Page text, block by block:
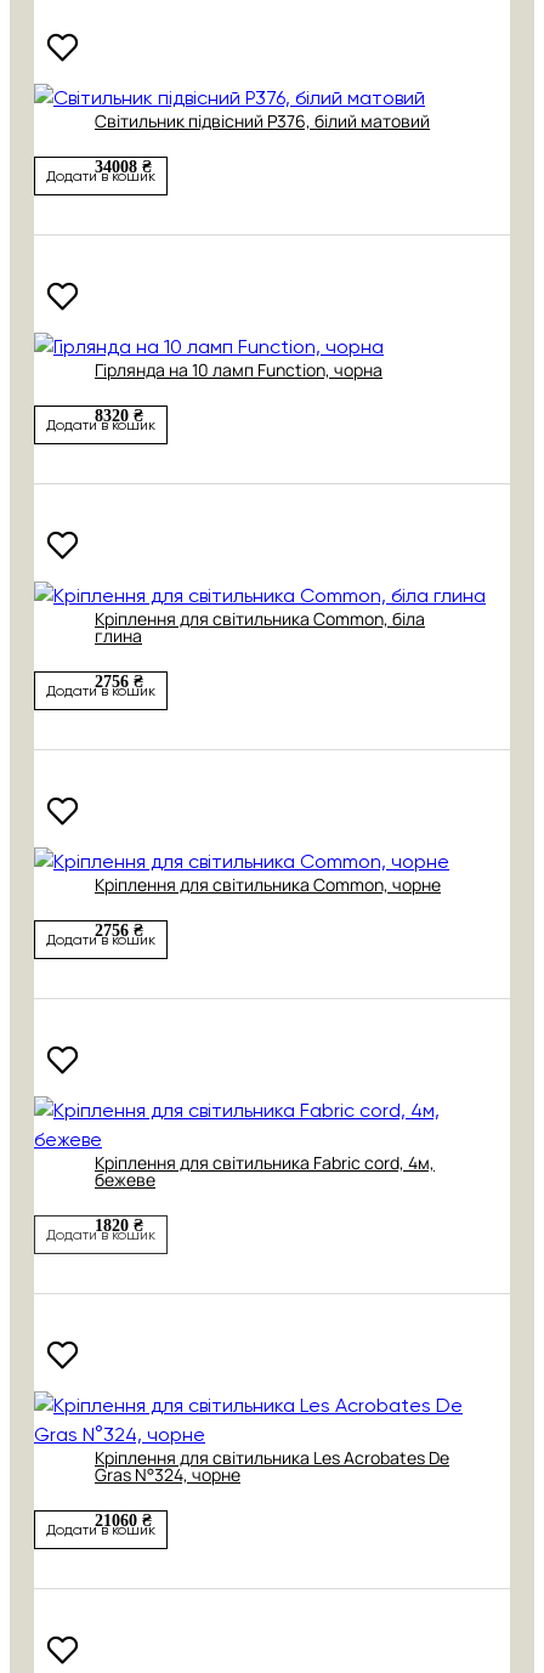
Cвітильник підвісний P376, білий матовий
34008 ₴
Додати в кошик
Гірлянда на 10 ламп Function, чорна
8320 ₴
Додати в кошик
Кріплення для світильника Common, біла
глина
2756 ₴
Додати в кошик
Кріплення для світильника Common, чорне
2756 ₴
Додати в кошик
Кріплення для світильника Fabric cord, 4м,
бежеве
1820 ₴
Додати в кошик
Кріплення для світильника Les Acrobates De
Gras N°324, чорне
21060 ₴
Додати в кошик